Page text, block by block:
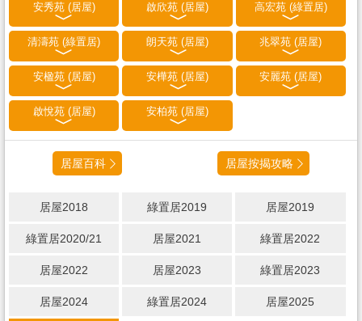
安秀苑 (居屋) 啟欣苑 (居屋) 高宏苑 (綠置居)
清濤苑 (綠置居) 朗天苑 (居屋) 兆翠苑 (居屋)
安楹苑 (居屋) 安樺苑 (居屋) 安麗苑 (居屋)
啟悅苑 (居屋) 安柏苑 (居屋)
居屋百科 居屋按揭攻略
居屋2018 綠置居2019 居屋2019
綠置居2020/21 居屋2021 綠置居2022
居屋2022 居屋2023 綠置居2023
居屋2024 綠置居2024 居屋2025